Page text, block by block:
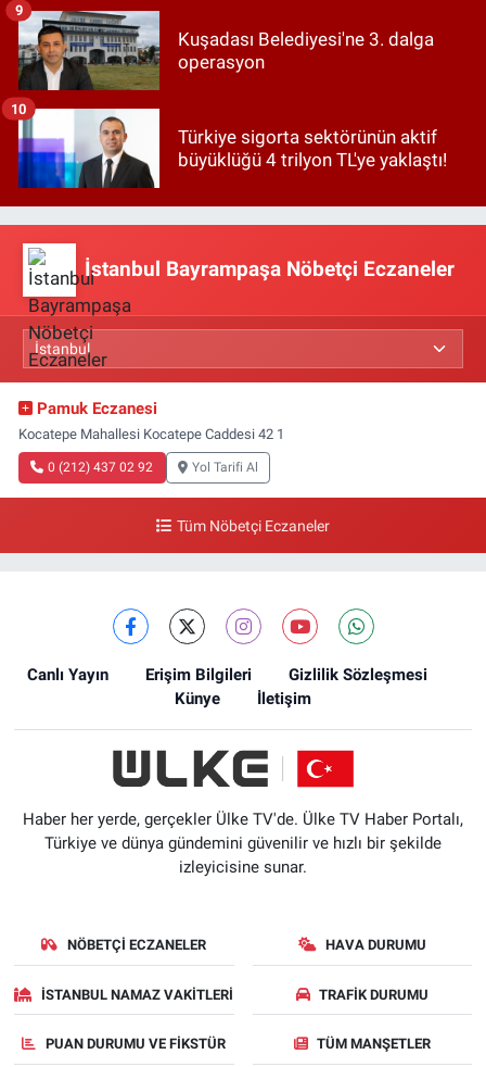
Kuşadası Belediyesi'ne 3. dalga
operasyon
9
Türkiye sigorta sektörünün aktif
büyüklüğü 4 trilyon TL'ye yaklaştı!
10
İstanbul Bayrampaşa Nöbetçi Eczaneler
Pamuk Eczanesi
Kocatepe Mahallesi Kocatepe Caddesi 42 1
0 (212) 437 02 92 Yol Tarifi Al
Tüm Nöbetçi Eczaneler
Canlı Yayın Erişim Bilgileri
Gizlilik Sözleşmesi
Künye
İletişim
Haber her yerde, gerçekler Ülke TV'de. Ülke TV Haber Portalı,
Türkiye ve dünya gündemini güvenilir ve hızlı bir şekilde
izleyicisine sunar.
NÖBETÇI ECZANELER HAVA DURUMU
İSTANBUL NAMAZ VAKITLERI TRAFIK DURUMU
PUAN DURUMU VE FIKSTÜR TÜM MANŞETLER